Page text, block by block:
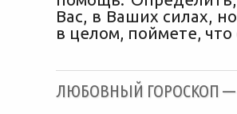
Вас, в Ваших силах,
в целом, поймете,
ЛЮБОВНЫЙ ГОРОСКОП —